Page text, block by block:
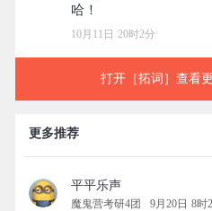
10月11日 20时2分
打开［拓词］查看
更多推荐
平平乐声
魔鬼营考研4团 9月20日 8时